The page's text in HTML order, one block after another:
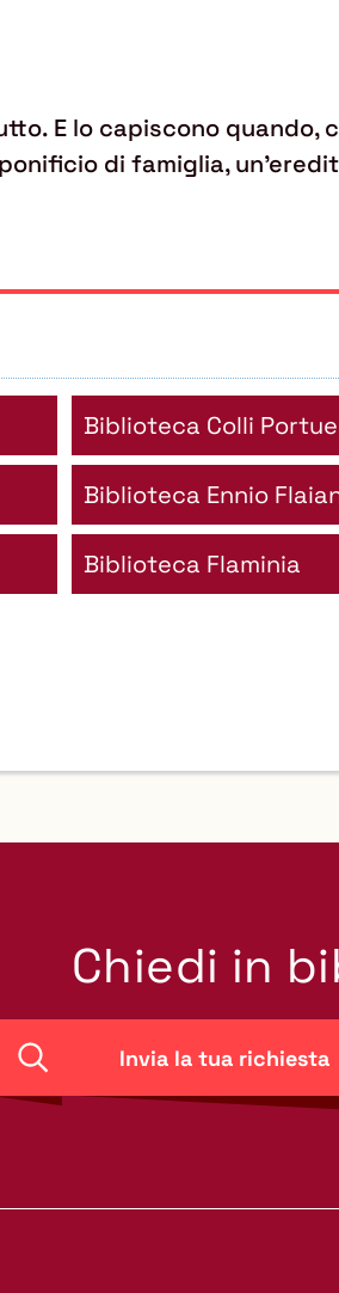
E lo capiscono
di famiglia,
Biblioteca Colli
Biblioteca Ennio
Biblioteca Flaminia
Cerca
Chiedi in
Invia la tua richiesta